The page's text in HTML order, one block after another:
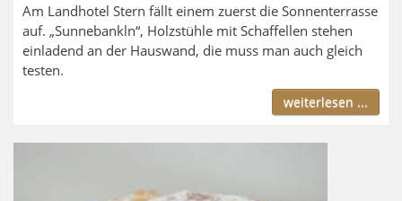
Am Landhotel Stern fällt einem zuerst die Sonnenterrasse
auf. „Sunnebankln“, Holzstühle mit Schaffellen stehen
einladend an der Hauswand, die muss man auch gleich
testen.
weiterlesen ...